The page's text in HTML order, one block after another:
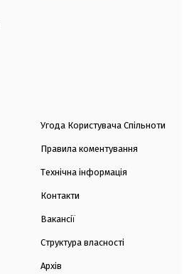
Угода Користувача Спільноти
Правила коментування
Технічна інформація
Контакти
Вакансії
Структура власності
Архів